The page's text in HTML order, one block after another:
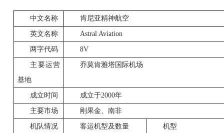
中文名称 肯尼亚精神航空
英文名称 Astral Aviation
两字代码 8V
主要运营
基地
乔莫肯雅塔国际机场
成立时间 成立于2000年
主要市场 刚果金、南非
机队情况 客运机型及数量 机型